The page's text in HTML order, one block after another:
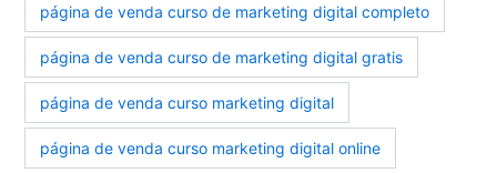
página de venda curso de marketing digital completo
página de venda curso de marketing digital gratis
página de venda curso marketing digital
página de venda curso marketing digital online